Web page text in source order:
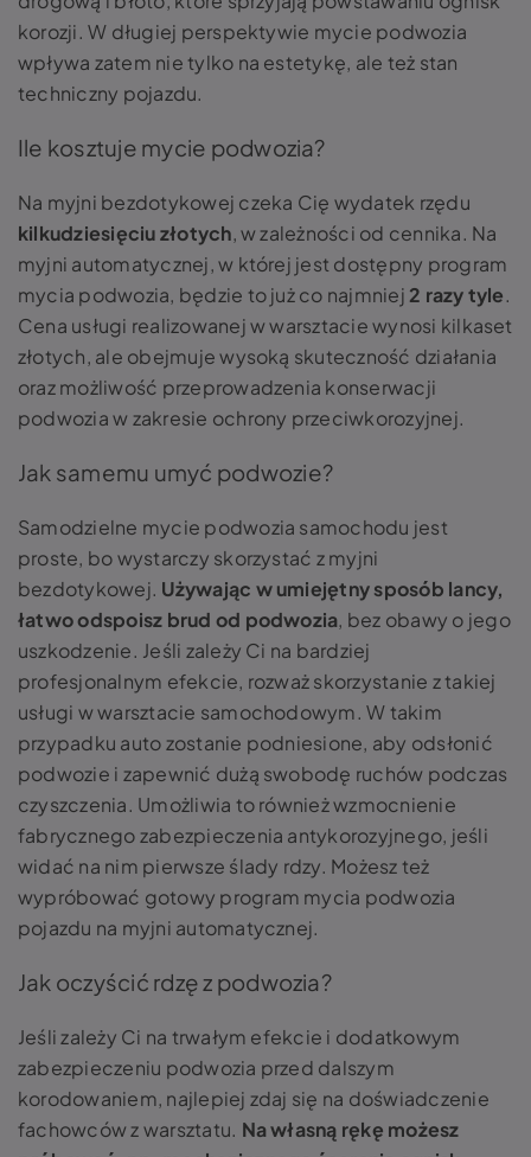
korozji. W długiej perspektywie mycie podwozia
wpływa zatem nie tylko na estetykę, ale też stan
techniczny pojazdu.
Ile kosztuje mycie podwozia?
Na myjni bezdotykowej czeka Cię wydatek rzędu
kilkudziesięciu złotych, w zależności od cennika. Na
myjni automatycznej, w której jest dostępny program
mycia podwozia, będzie to już co najmniej 2 razy tyle.
Cena usługi realizowanej w warsztacie wynosi kilkaset
złotych, ale obejmuje wysoką skuteczność działania
oraz możliwość przeprowadzenia konserwacji
podwozia w zakresie ochrony przeciwkorozyjnej.
Jak samemu umyć podwozie?
Samodzielne mycie podwozia samochodu jest
proste, bo wystarczy skorzystać z myjni
bezdotykowej. Używając w umiejętny sposób lancy,
łatwo odspoisz brud od podwozia, bez obawy o jego
uszkodzenie. Jeśli zależy Ci na bardziej
profesjonalnym efekcie, rozważ skorzystanie z takiej
usługi w warsztacie samochodowym. W takim
przypadku auto zostanie podniesione, aby odsłonić
podwozie i zapewnić dużą swobodę ruchów podczas
czyszczenia. Umożliwia to również wzmocnienie
fabrycznego zabezpieczenia antykorozyjnego, jeśli
widać na nim pierwsze ślady rdzy. Możesz też
wypróbować gotowy program mycia podwozia
pojazdu na myjni automatycznej.
Jak oczyścić rdzę z podwozia?
Jeśli zależy Ci na trwałym efekcie i dodatkowym
zabezpieczeniu podwozia przed dalszym
korodowaniem, najlepiej zdaj się na doświadczenie
fachowców z warsztatu. Na własną rękę możesz